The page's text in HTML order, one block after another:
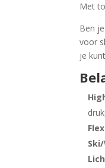
Met
Ben
voor
je